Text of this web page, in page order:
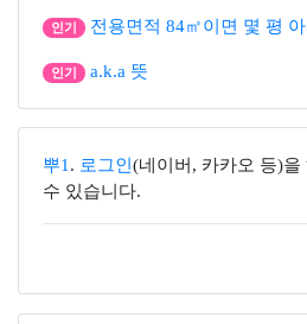
인기 전용면적 84㎡이면 몇 평
인기 a.k.a 뜻
뿌1 . 로그인 (네이버, 카카오 등)
수 있습니다.